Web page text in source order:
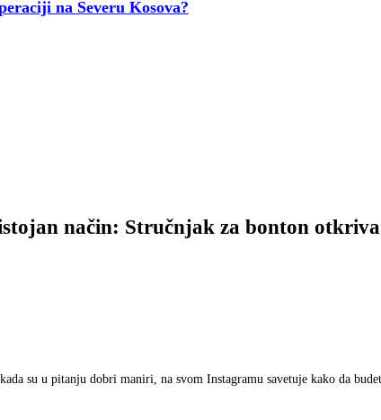
na Severu Kosova?
način: Stručnjak za bonton
su u pitanju dobri maniri, na svom Instagramu savetuje kako da